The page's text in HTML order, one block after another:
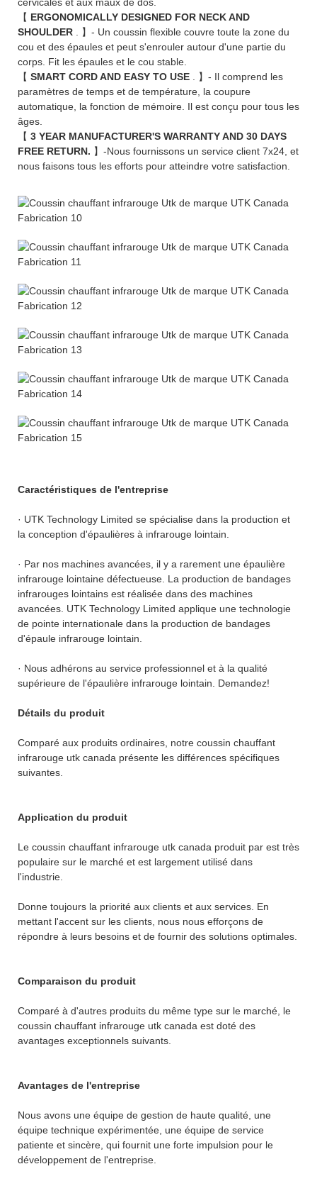
【 ERGONOMICALLY DESIGNED FOR NECK AND
SHOULDER
. 】- Un coussin flexible couvre toute la zone du
cou et des épaules et peut s'enrouler autour d'une partie du
corps. Fit les épaules et le cou stable.
【 SMART CORD AND EASY TO USE
. 】- Il comprend les
paramètres de temps et de température, la coupure
automatique, la fonction de mémoire. Il est conçu pour tous les
âges.
【 3 YEAR MANUFACTURER'S WARRANTY AND 30 DAYS
FREE RETURN. 】-Nous fournissons un service client 7x24, et
nous faisons tous les efforts pour atteindre votre satisfaction.
Caractéristiques de l'entreprise
· UTK Technology Limited se spécialise dans la production et
la conception d'épaulières à infrarouge lointain.
· Par nos machines avancées, il y a rarement une épaulière
infrarouge lointaine défectueuse. La production de bandages
infrarouges lointains est réalisée dans des machines
avancées. UTK Technology Limited applique une technologie
de pointe internationale dans la production de bandages
d'épaule infrarouge lointain.
· Nous adhérons au service professionnel et à la qualité
supérieure de l'épaulière infrarouge lointain. Demandez!
Détails du produit
Comparé aux produits ordinaires, notre coussin chauffant
infrarouge utk canada présente les différences spécifiques
suivantes.
Application du produit
Le coussin chauffant infrarouge utk canada produit par est très
populaire sur le marché et est largement utilisé dans
l'industrie.
Donne toujours la priorité aux clients et aux services. En
mettant l'accent sur les clients, nous nous efforçons de
répondre à leurs besoins et de fournir des solutions optimales.
Comparaison du produit
Comparé à d'autres produits du même type sur le marché, le
coussin chauffant infrarouge utk canada est doté des
avantages exceptionnels suivants.
Avantages de l'entreprise
Nous avons une équipe de gestion de haute qualité, une
équipe technique expérimentée, une équipe de service
patiente et sincère, qui fournit une forte impulsion pour le
développement de l'entreprise.